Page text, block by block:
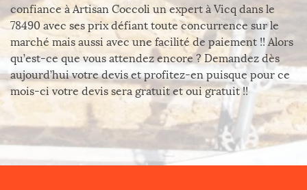
confiance à Artisan Coccoli un expert à Vicq dans le
78490 avec ses prix défiant toute concurrence sur le
marché mais aussi avec une facilité de paiement !! Alors
qu’est-ce que vous attendez encore ? Demandez dès
aujourd’hui votre devis et profitez-en puisque pour ce
mois-ci votre devis sera gratuit et oui gratuit !!